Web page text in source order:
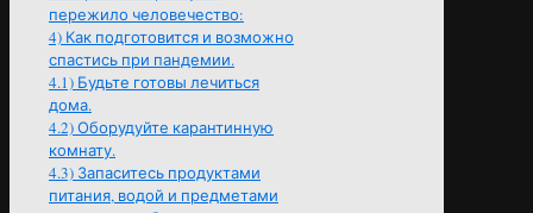
пережило человечество:
4) Как подготовится и возможно
спастись при пандемии.
4.1) Будьте готовы лечиться
дома.
4.2)Оборудуйте карантинную
комнату.
4.3) Запаситесь продуктами
питания, водой и предметами